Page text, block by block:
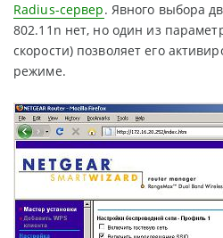
Radius-сервер. Явного выбора
802.11n нет, но один из
скорости) позволяет его
режиме.